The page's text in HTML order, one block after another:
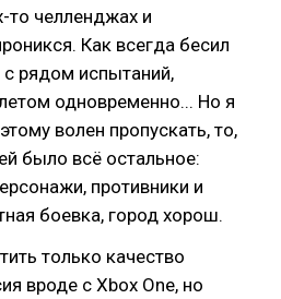
то челленджах и
Как всегда бесил
рядом испытаний,
одновременно... Но я
волен пропускать, то,
было всё остальное:
противники и
боевка, город хорош.
только качество
вроде с Xbox One, но